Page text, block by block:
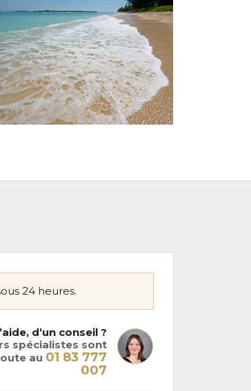
24 heures.
d’un conseil ?
spécialistes sont
au 01 83 777
007